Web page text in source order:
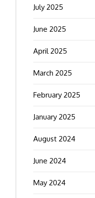
July 2025
June 2025
April 2025
March 2025
February 2025
January 2025
August 2024
June 2024
May 2024